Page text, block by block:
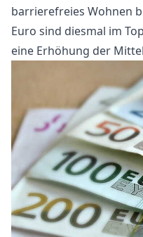
barrierefreies Wohnen
Euro sind diesmal im
eine Erhöhung der